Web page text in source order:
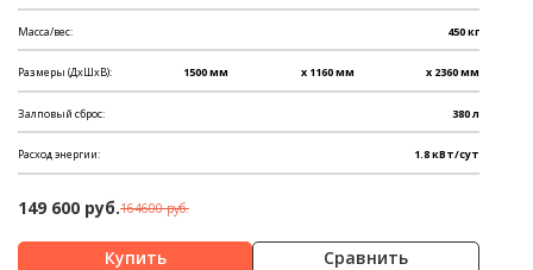
Масса/вес: 450 кг
Размеры (ДхШхВ): 1500 мм x 1160 мм x 2360 мм
Залповый сброс: 380 л
Расход энергии: 1.8 кВт/сут
149 600 руб.164600 руб.
Сравнить